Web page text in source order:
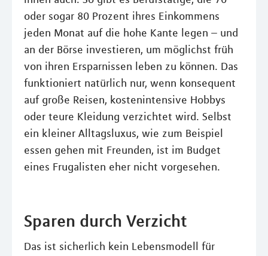
oder sogar 80 Prozent ihres Einkommens
jeden Monat auf die hohe Kante legen – und
an der Börse investieren, um möglichst früh
von ihren Ersparnissen leben zu können. Das
funktioniert natürlich nur, wenn konsequent
auf große Reisen, kostenintensive Hobbys
oder teure Kleidung verzichtet wird. Selbst
ein kleiner Alltagsluxus, wie zum Beispiel
essen gehen mit Freunden, ist im Budget
eines Frugalisten eher nicht vorgesehen.
Sparen durch Verzicht
Das ist sicherlich kein Lebensmodell für